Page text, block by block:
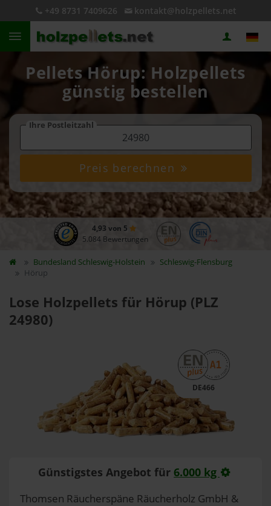
+49 8731 7409626 kontakt@holzpellets.net
Pellets Hörup: Holzpellets
günstig bestellen
Ihre Postleitzahl
Preis berechnen
4,93 von 5
5.084 Bewertungen
Bundesland Schleswig-Holstein
Schleswig-Flensburg
Hörup
Lose Holzpellets für Hörup (PLZ
24980)
DE466
Günstigstes Angebot für 6.000 kg
Thomsen Räucherspäne Räucherholz GmbH &